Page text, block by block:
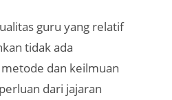
guru yang relatif
tidak ada
dan keilmuan
dari jajaran